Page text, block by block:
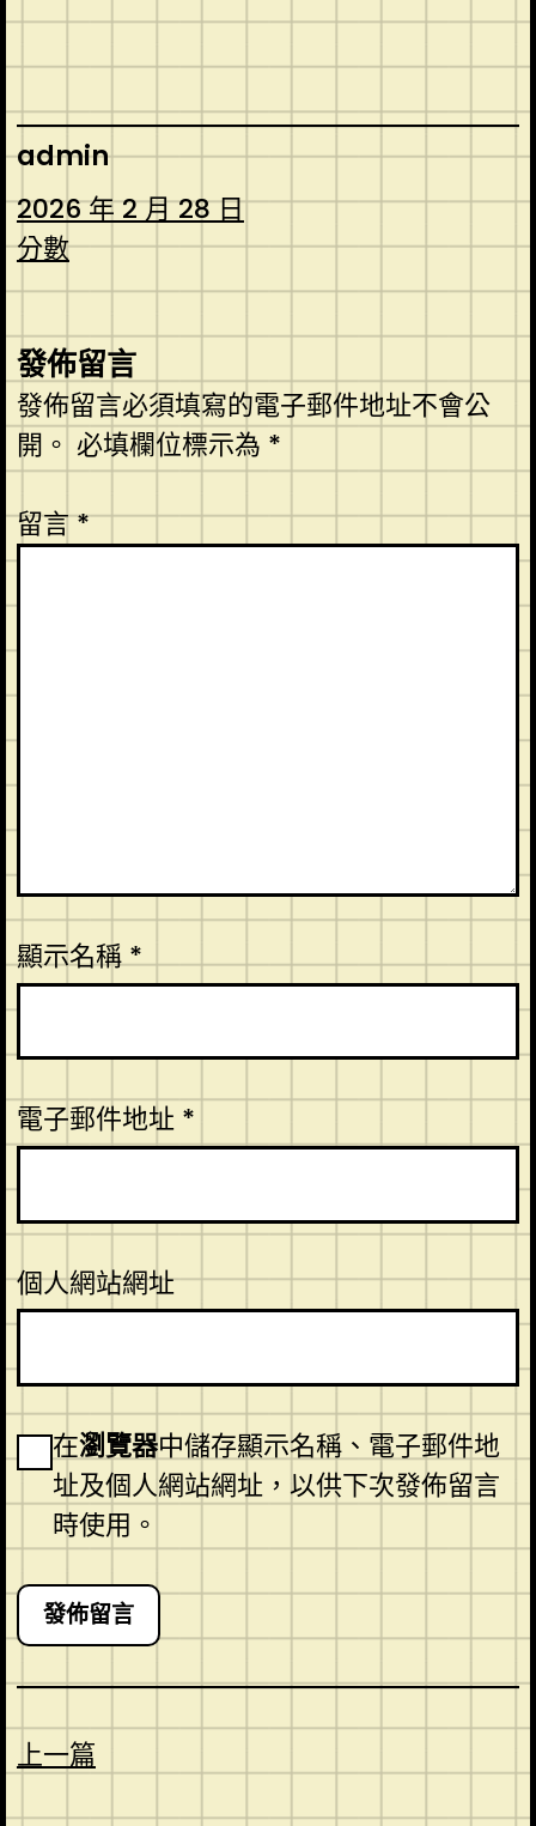
admin
2026 年 2 月 28 日
分數
發佈留言
發佈留言必須填寫的電子郵件地址不會公
開。 必填欄位標示為 *
留言*
顯示名稱*
電子郵件地址 *
個人網站網址
在瀏覽器中儲存顯示名稱、電子郵件地
址及個人網站網址，以供下次發佈留言
時使用。
上一篇